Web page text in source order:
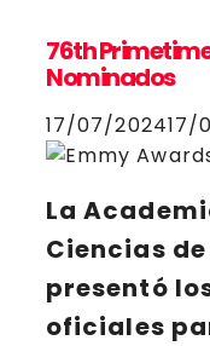
76th
Nominados
17/07/202417/
La
Ciencias
presentó
oficiales